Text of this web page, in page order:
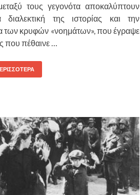
τους γεγονότα αποκαλύπτουν
διαλεκτική της ιστορίας και την
των κρυφών «νοημάτων», που έγραψε
που πέθαινε …